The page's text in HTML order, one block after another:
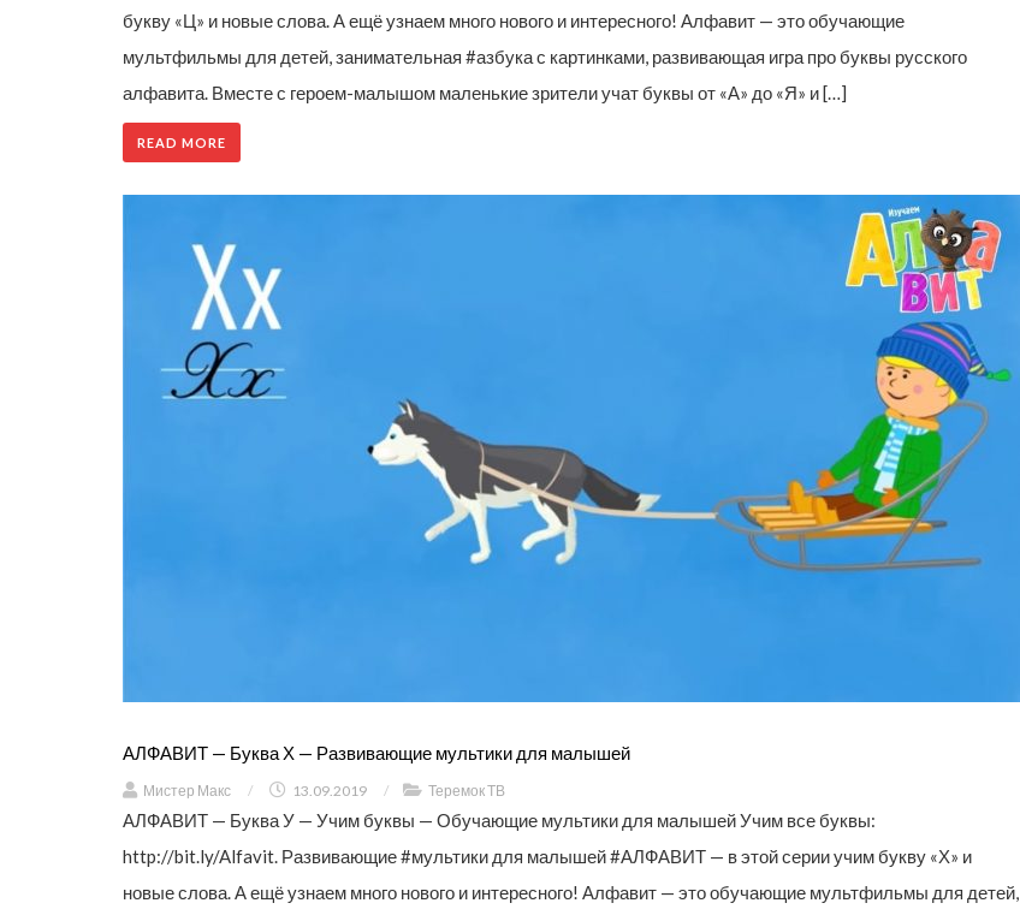
букву «Ц» и новые слова. А ещё узнаем много нового и интересного! Алфавит — это обучающие
мультфильмы для детей, занимательная #азбука с картинками, развивающая игра про буквы русского
алфавита. Вместе с героем-малышом маленькие зрители учат буквы от «А» до «Я» и […]
READ MORE
АЛФАВИТ — Буква Х — Развивающие мультики для малышей
Мистер Макс / 13.09.2019 / Теремок ТВ
АЛФАВИТ — Буква У — Учим буквы — Обучающие мультики для малышей Учим все буквы:
http://bit.ly/Alfavit. Развивающие #мультики для малышей #АЛФАВИТ — в этой серии учим букву «Х» и
новые слова. А ещё узнаем много нового и интересного! Алфавит — это обучающие мультфильмы для детей,